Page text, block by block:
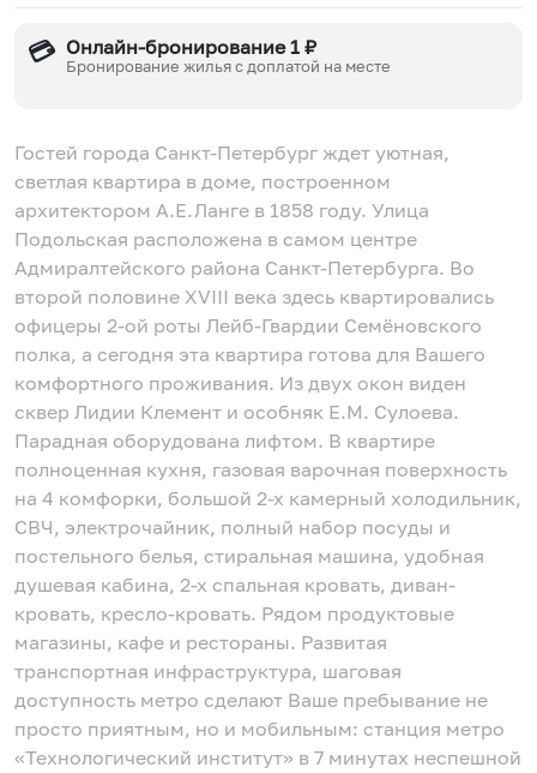
💳 Онлайн-бронирование 1 ₽
Бронирование жилья с доплатой на месте
Гостей города Санкт-Петербург ждет уютная,
светлая квартира в доме, построенном
архитектором А.Е.Ланге в 1858 году. Улица
Подольская расположена в самом центре
Адмиралтейского района Санкт-Петербурга. Во
второй половине XVIII века здесь квартировались
офицеры 2-ой роты Лейб-Гвардии Семёновского
полка, а сегодня эта квартира готова для Вашего
комфортного проживания. Из двух окон виден
сквер Лидии Клемент и особняк Е.М. Сулоева.
Парадная оборудована лифтом. В квартире
полноценная кухня, газовая варочная поверхность
на 4 комфорки, большой 2-х камерный холодильник,
СВЧ, электрочайник, полный набор посуды и
постельного белья, стиральная машина, удобная
душевая кабина, 2-х спальная кровать, диван-
кровать, кресло-кровать. Рядом продуктовые
магазины, кафе и рестораны. Развитая
транспортная инфраструктура, шаговая
доступность метро сделают Ваше пребывание не
просто приятным, но и мобильным: станция метро
«Технологический институт» в 7 минутах неспешной